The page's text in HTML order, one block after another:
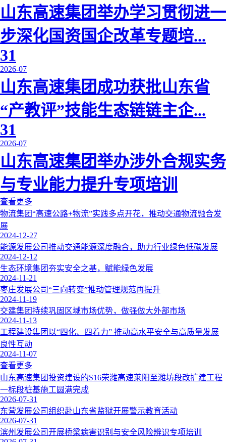
山东高速集团举办学习贯彻进一
步深化国资国企改革专题培...
31
2026-07
山东高速集团成功获批山东省
“产教评”技能生态链链主企...
31
2026-07
山东高速集团举办涉外合规实务
与专业能力提升专项培训
查看更多
物流集团“高速公路+物流”实践多点开花，推动交通物流融合发
展
2024-12-27
能源发展公司推动交通能源深度融合，助力行业绿色低碳发展
2024-12-12
生态环境集团夯实安全之基，赋能绿色发展
2024-11-21
枣庄发展公司“三向转变”推动管理规范再提升
2024-11-19
交建集团持续巩固区域市场优势，做强做大外部市场
2024-11-13
工程建设集团以“四化、四着力” 推动高水平安全与高质量发展
良性互动
2024-11-07
查看更多
山东高速集团投资建设的S16荣潍高速莱阳至潍坊段改扩建工程
一标段桩基施工圆满完成
2026-07-31
东营发展公司组织赴山东省监狱开展警示教育活动
2026-07-31
滨州发展公司开展桥梁病害识别与安全风险辨识专项培训